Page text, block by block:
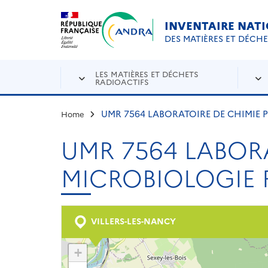
Aller au contenu principal
INVENTAIRE
DES MATIÈRES ET
LES MATIÈRES ET DÉCHETS
RADIOACTIFS
Home UMR 7564 LABORATOIRE DE CHIMIE
UMR 7564
MICROBIOLOGIE
VILLERS-LES-NANCY
+